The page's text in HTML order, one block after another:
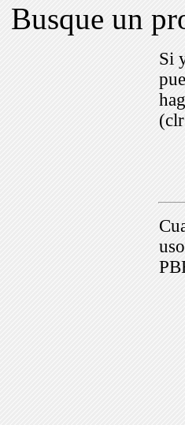
Busque un
Si